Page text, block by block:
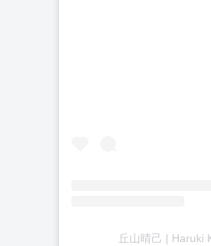
丘山晴己 | Haruki